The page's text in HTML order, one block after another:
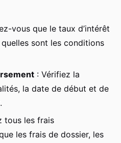
vous que le taux d’intérêt
sont les conditions
: Vérifiez la
la date de début et de
tous les frais
les frais de dossier, les